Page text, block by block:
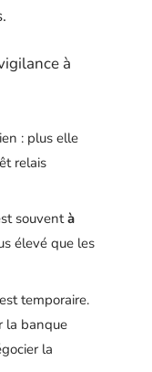
à
: plus elle
relais
souventà
élevé que les
temporaire.
la banque
la